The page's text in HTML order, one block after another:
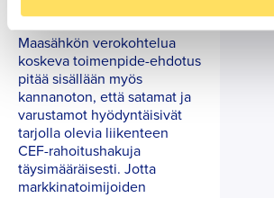
fossiilinen polttoaine.
Maasähkön verokohtelua
koskeva toimenpide-ehdotus
pitää sisällään myös
kannanoton, että satamat ja
varustamot hyödyntäisivät
tarjolla olevia liikenteen
CEF-rahoitushakuja
täysimääräisesti. Jotta
markkinatoimijoiden